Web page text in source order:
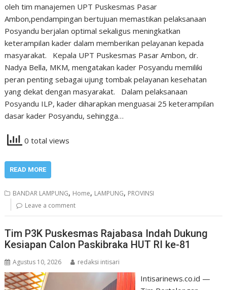
oleh tim manajemen UPT Puskesmas Pasar
Ambon,pendampingan bertujuan memastikan pelaksanaan
Posyandu berjalan optimal sekaligus meningkatkan
keterampilan kader dalam memberikan pelayanan kepada
masyarakat. Kepala UPT Puskesmas Pasar Ambon, dr.
Nadya Bella, MKM, mengatakan kader Posyandu memiliki
peran penting sebagai ujung tombak pelayanan kesehatan
yang dekat dengan masyarakat. Dalam pelaksanaan
Posyandu ILP, kader diharapkan menguasai 25 keterampilan
dasar kader Posyandu, sehingga…
0 total views
READ MORE
BANDAR LAMPUNG, Home, LAMPUNG, PROVINSI
Leave a comment
Tim P3K Puskesmas Rajabasa Indah Dukung
Kesiapan Calon Paskibraka HUT RI ke-81
Agustus 10, 2026 redaksi intisari
Intisarinews.co.id —